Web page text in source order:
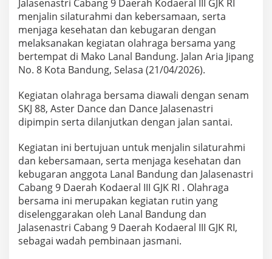
l
a
s
e
n
a
s
i
P
e
e
a
t
K
e
b
e
r
s
Jalasenastri Cabang 9 Daerah Kodaeral III GJK RI
menjalin silaturahmi dan kebersamaan, serta
menjaga kesehatan dan kebugaran dengan
melaksanakan kegiatan olahraga bersama yang
bertempat di Mako Lanal Bandung. Jalan Aria Jipang
No. 8 Kota Bandung, Selasa (21/04/2026).
Kegiatan olahraga bersama diawali dengan senam
SKJ 88, Aster Dance dan Dance Jalasenastri
dipimpin serta dilanjutkan dengan jalan santai.
Kegiatan ini bertujuan untuk menjalin silaturahmi
dan kebersamaan, serta menjaga kesehatan dan
kebugaran anggota Lanal Bandung dan Jalasenastri
Cabang 9 Daerah Kodaeral III GJK RI . Olahraga
bersama ini merupakan kegiatan rutin yang
diselenggarakan oleh Lanal Bandung dan
Jalasenastri Cabang 9 Daerah Kodaeral III GJK RI,
sebagai wadah pembinaan jasmani.